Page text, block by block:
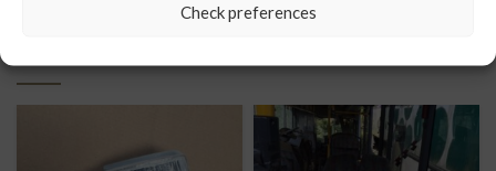
Check preferences